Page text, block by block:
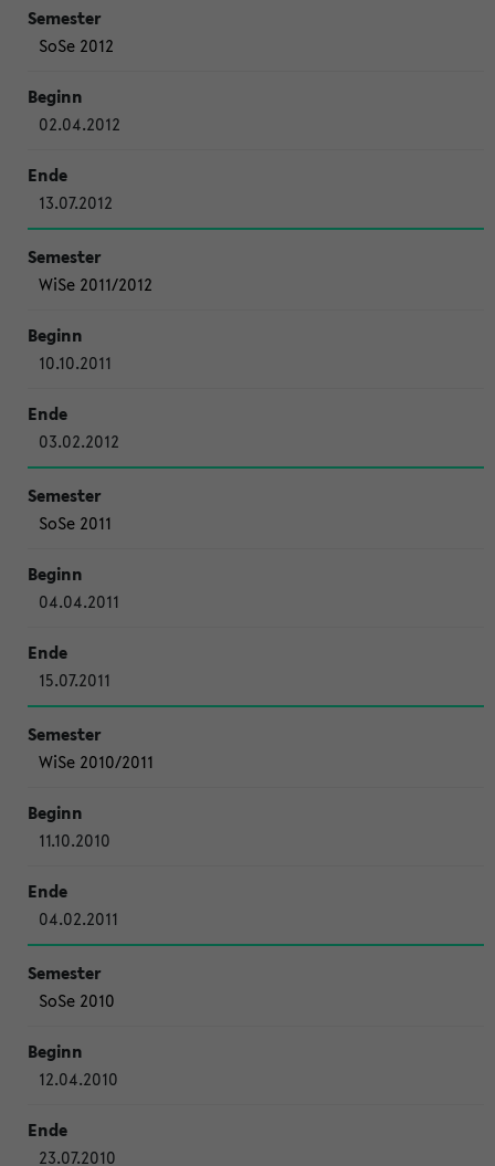
SoSe 2012
02.04.2012
13.07.2012
WiSe 2011/2012
10.10.2011
03.02.2012
SoSe 2011
04.04.2011
15.07.2011
WiSe 2010/2011
11.10.2010
04.02.2011
SoSe 2010
12.04.2010
23.07.2010